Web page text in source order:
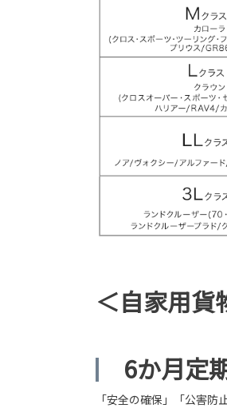
＜自家用貨
6か月定
「安全の確保」「公害防